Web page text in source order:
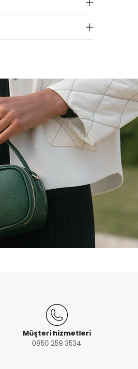
Müşteri hizmetleri
0850 259 3534